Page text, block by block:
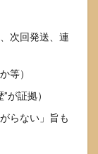
次回発送、連
等）
が証拠）
らない」旨も